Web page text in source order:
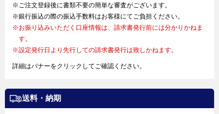
※ご注文登録後に書類不要の簡単な審査がございます。
※銀行振込の際の振込手数料はお客様にてご負担ください。
※お振り込みいただく口座情報は、請求書発行前には分かりかねま
す。
※設定発行日より先行しての請求書発行は致しかねます。
詳細はバナーをクリックしてご確認ください。
送料・納期